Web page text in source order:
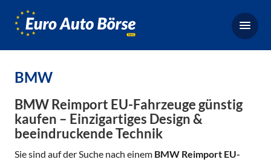
Börse,
Gebrauchtwagen,
Bestellfahrzeuge,
Neuwagen
BMW
BMW Reimport EU-Fahrzeuge günstig
kaufen – Einzigartiges Design &
beeindruckende Technik
Sie sind auf der Suche nach einem BMW Reimport EU-